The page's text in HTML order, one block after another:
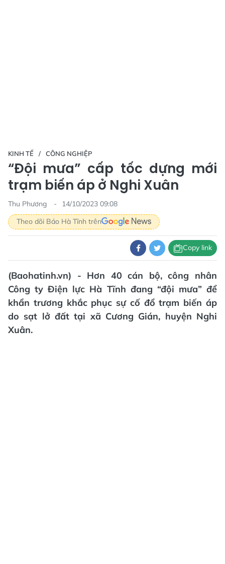
KINH TẾ CÔNG NGHIỆP
“Đội mưa” cấp tốc dựng mới
trạm biến áp ở Nghi Xuân
Thu Phương
14/10/2023 09:08
Theo dõi Báo Hà Tĩnh trên
Copy link
(Baohatinh.vn) - Hơn 40 cán bộ, công nhân
Công ty Điện lực Hà Tĩnh đang “đội mưa” để
khẩn trương khắc phục sự cố đổ trạm biến áp
do sạt lở đất tại xã Cương Gián, huyện Nghi
Xuân.